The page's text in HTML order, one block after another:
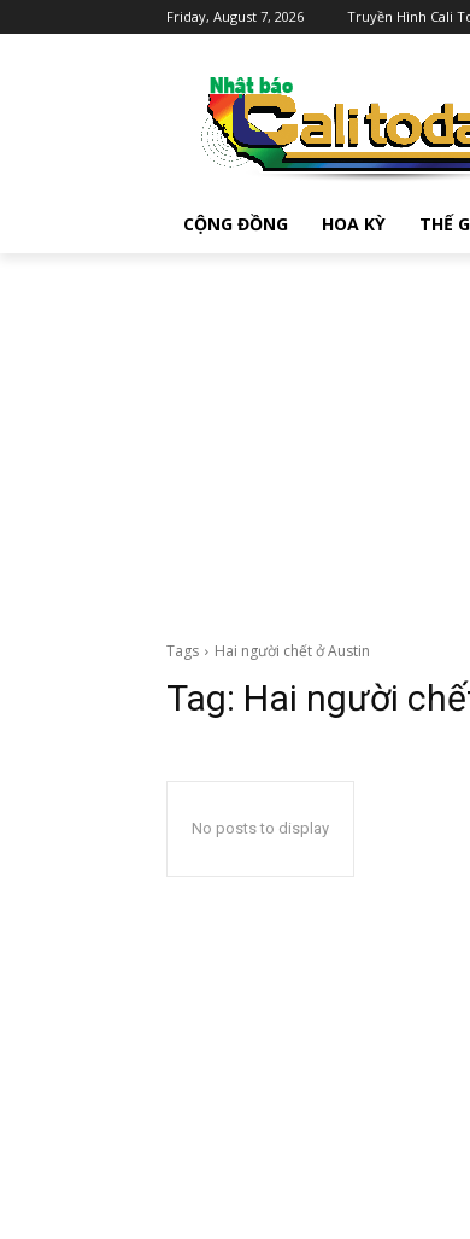
Friday, August 7, 2026 Truyền Hình Cali
CỘNG ĐỒNG HOA KỲ THẾ
Tags Hai người chết ở Austin
Tag: Hai người
No posts to display